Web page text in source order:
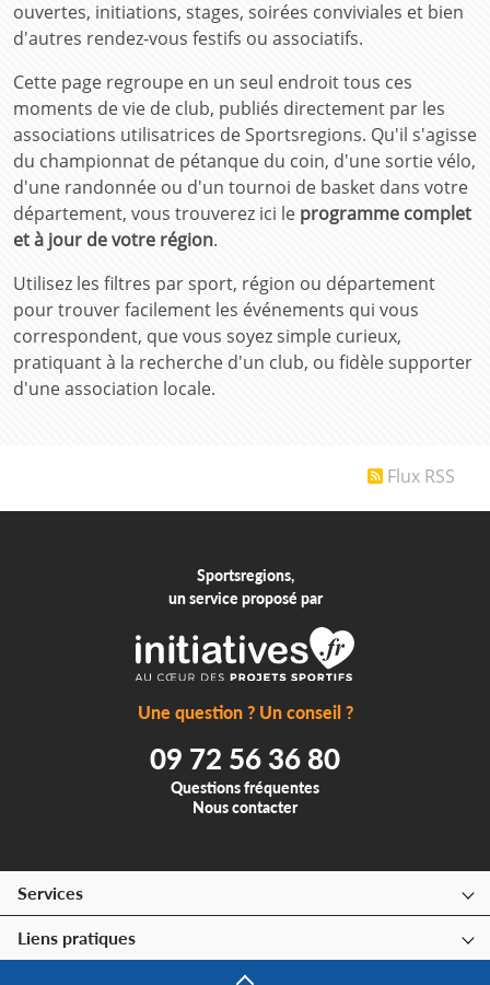
ouvertes, initiations, stages, soirées conviviales et bien
d'autres rendez-vous festifs ou associatifs.
Cette page regroupe en un seul endroit tous ces
moments de vie de club, publiés directement par les
associations utilisatrices de Sportsregions. Qu'il s'agisse
du championnat de pétanque du coin, d'une sortie vélo,
d'une randonnée ou d'un tournoi de basket dans votre
département, vous trouverez ici le programme complet
et à jour de votre région.
Utilisez les filtres par sport, région ou département
pour trouver facilement les événements qui vous
correspondent, que vous soyez simple curieux,
pratiquant à la recherche d'un club, ou fidèle supporter
d'une association locale.
Flux RSS
Sportsregions,
un service proposé par
Une question ? Un conseil ?
09 72 56 36 80
Questions fréquentes
Nous contacter
Services
Liens pratiques